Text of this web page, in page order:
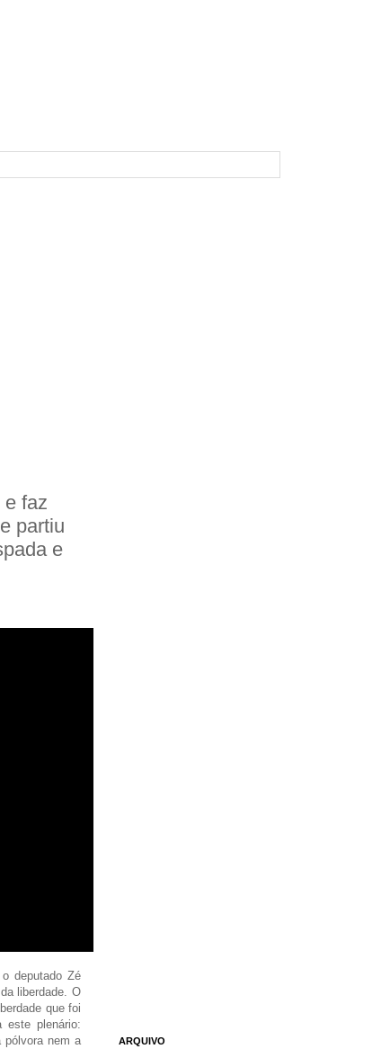
e faz
partiu
e
deputado Zé
liberdade. O
que foi
este plenário:
pólvora nem a
ARQUIVO